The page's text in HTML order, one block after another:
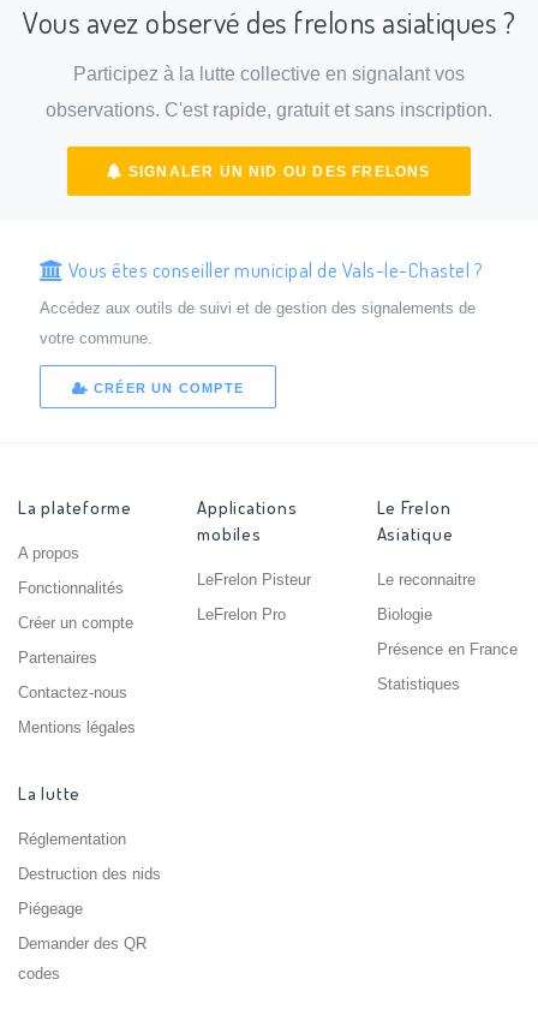
Vous avez observé des frelons asiatiques ?
Participez à la lutte collective en signalant vos
observations. C'est rapide, gratuit et sans inscription.
SIGNALER UN NID OU DES FRELONS
Vous êtes conseiller municipal de Vals-le-Chastel ?
Accédez aux outils de suivi et de gestion des signalements de
votre commune.
CRÉER UN COMPTE
La plateforme
A propos
Fonctionnalités
Créer un compte
Partenaires
Contactez-nous
Mentions légales
Applications
mobiles
LeFrelon Pisteur
LeFrelon Pro
Le Frelon
Asiatique
Le reconnaitre
Biologie
Présence en France
Statistiques
La lutte
Réglementation
Destruction des nids
Piégeage
Demander des QR
codes